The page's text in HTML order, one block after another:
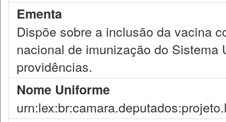
Ementa
Dispõe sobre a inclusão da vacina
nacional de imunização do Sistema
providências.
Nome Uniforme